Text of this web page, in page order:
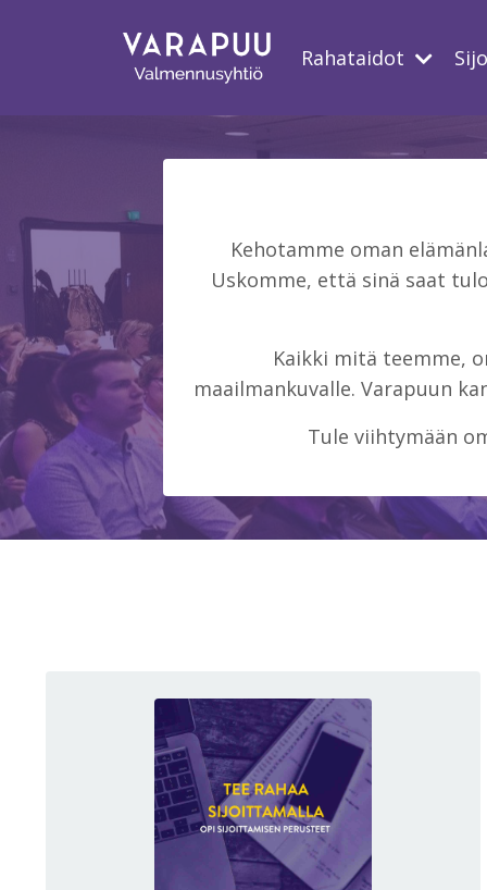
Rahataidot
Kehotamme oman
Uskomme, että sinä saat
Kaikki mitä teemme,
maailmankuvalle. Varapuun
Tule viihtymään